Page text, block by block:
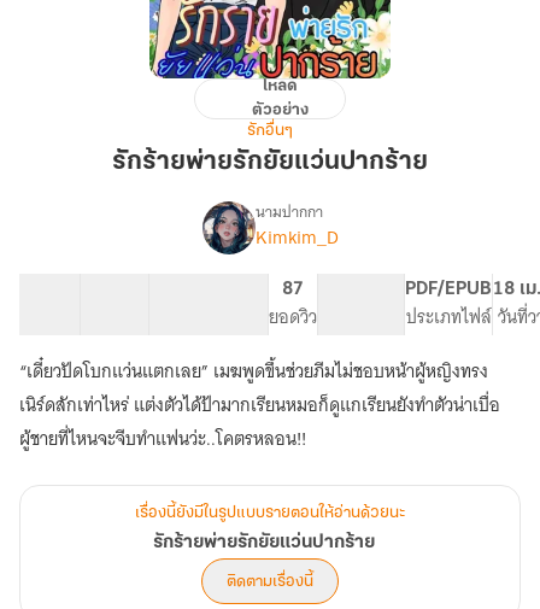
พ่าย
โหลด
ตัวอย่าง
รักอื่นๆ
รักร้ายพ่ายรักยัยแว่นปากร้าย
เรื่อง
ร้าย
พ่าย
รัก
ยัย
แว่น
ปาก
ร้าย
นามปากกา
Kimkim_D
87
ยอดวิว
PDF/EPUB
ประเภทไฟล์
18 เ
วันที่
“เดี๋ยวปัดโบกแว่นแตกเลย” เมฆพูดขึ้นช่วยภีมไม่ชอบหน้าผู้หญิงทรง
เนิร์ดสักเท่าไหร่ แต่งตัวได้ป้ามากเรียนหมอก็ดูแกเรียนยังทำตัวน่าเบื่อ
ผู้ชายที่ไหนจะจีบทำแฟนว่ะ..โคตรหลอน!!
เรื่องนี้ยังมีในรูปแบบรายตอนให้อ่านด้วยนะ
รักร้ายพ่ายรักยัยแว่นปากร้าย
ติดตามเรื่องนี้